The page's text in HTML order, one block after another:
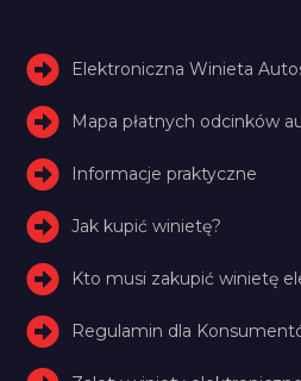
Elektroniczna Winieta
Mapa płatnych odcinków
Informacje praktyczne
Jak kupić winietę?
Kto musi zakupić winietę
Regulamin dla